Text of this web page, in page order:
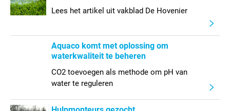
Lees het artikel uit vakblad De Hovenier
Aquaco komt met oplossing om
waterkwaliteit te beheren
CO2 toevoegen als methode om pH van
water te reguleren